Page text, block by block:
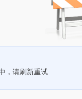
，请刷新重试